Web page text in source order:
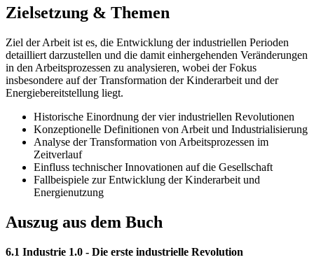
Zielsetzung & Themen
Ziel der Arbeit ist es, die Entwicklung der industriellen Perioden
detailliert darzustellen und die damit einhergehenden Veränderungen
in den Arbeitsprozessen zu analysieren, wobei der Fokus
insbesondere auf der Transformation der Kinderarbeit und der
Energiebereitstellung liegt.
Historische Einordnung der vier industriellen Revolutionen
Konzeptionelle Definitionen von Arbeit und Industrialisierung
Analyse der Transformation von Arbeitsprozessen im
Zeitverlauf
Einfluss technischer Innovationen auf die Gesellschaft
Fallbeispiele zur Entwicklung der Kinderarbeit und
Energienutzung
Auszug aus dem Buch
6.1 Industrie 1.0 - Die erste industrielle Revolution